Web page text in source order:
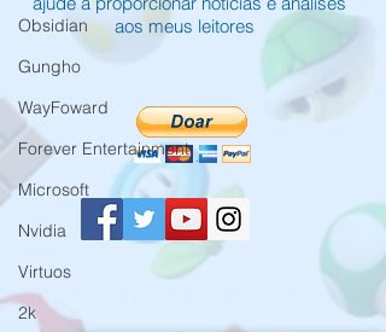
Obsidian
Gungho
WayFoward
Forever Entertainment
Microsoft
Nvidia
Virtuos
2k
aos meus leitores